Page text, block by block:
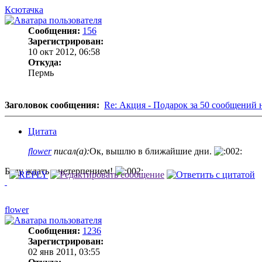
Ксютачка
Сообщения: 156
Зарегистрирован:
10 окт 2012, 06:58
Откуда:
Пермь
Заголовок сообщения: Re: Акция - Подарок за 50 сообщений
Цитата
flowerписал(а):Ок, вышлю в ближайшие дни.
Буду ждать с нетерпением!
flower
Сообщения: 1236
Зарегистрирован:
02 янв 2011, 03:55